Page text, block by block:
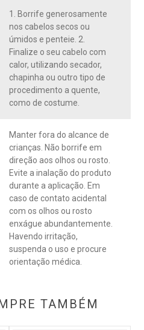
1. Borrife generosamente
nos cabelos secos ou
úmidos e penteie. 2.
Finalize o seu cabelo com
calor, utilizando secador,
chapinha ou outro tipo de
procedimento a quente,
como de costume.
Manter fora do alcance de
crianças. Não borrife em
direção aos olhos ou rosto.
Evite a inalação do produto
durante a aplicação. Em
caso de contato acidental
com os olhos ou rosto
enxágue abundantemente.
Havendo irritação,
suspenda o uso e procure
orientação médica.
TAMBÉM